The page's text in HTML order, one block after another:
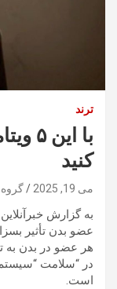
ترند
با
کنید
می 19, 2025 گروه
به گزارش
عضو بدن تأثیر
هر عضو در بدن به
است.